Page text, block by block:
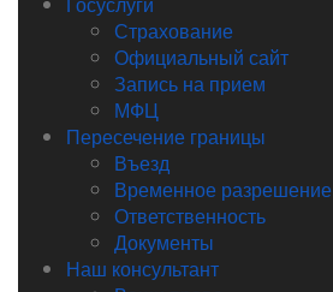
Страхование
Официальный сайт
Запись на прием
МФЦ
Пересечение границы
Въезд
Временное разрешение
Ответственность
Документы
Наш консультант